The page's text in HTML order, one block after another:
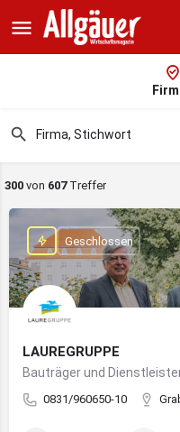
300 von 607Treffer
LAUREGRUPPE
Bauträger und
0831/960650-10
Geschlossen